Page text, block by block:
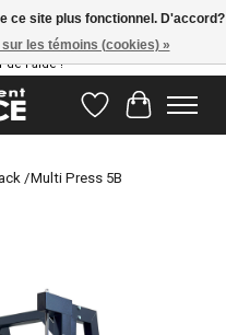
est prête à vous aider !
de l'aide !
Liste dePanier
/Multi Press 5B
ce site plus fonctionnel. D'accord?
les témoins (cookies) »